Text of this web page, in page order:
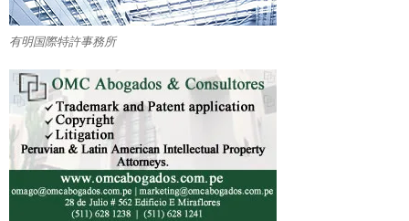
有明国際特許事務所